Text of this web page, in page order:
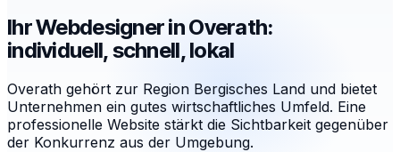
Ihr Webdesigner in Overath:
individuell, schnell, lokal
Overath gehört zur Region Bergisches Land und bietet
Unternehmen ein gutes wirtschaftliches Umfeld. Eine
professionelle Website stärkt die Sichtbarkeit gegenüber
der Konkurrenz aus der Umgebung.